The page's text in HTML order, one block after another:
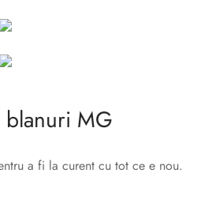
blanuri MG
a fi la curent cu tot ce e nou.